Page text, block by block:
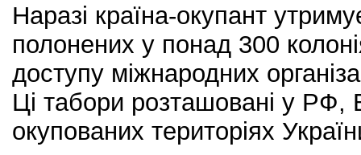
Наразі країна-окупант
полонених у понад 300
доступу міжнародних
Ці табори розташовані у РФ,
окупованих територіях